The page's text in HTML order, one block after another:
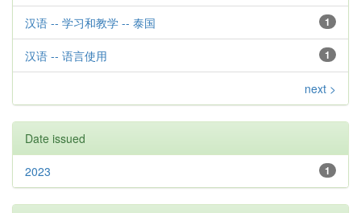
1
汉语 -- 学习和教学 -- 泰国
1
汉语 -- 语言使用
next >
Date issued
1
2023